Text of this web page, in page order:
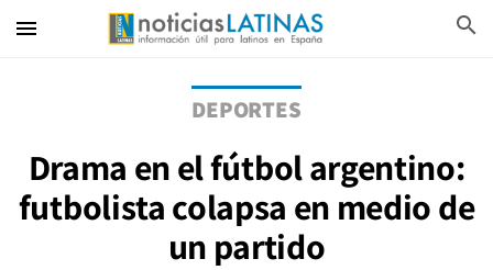
menu search
DEPORTES
Drama en el fútbol argentino:
futbolista colapsa en medio de
un partido